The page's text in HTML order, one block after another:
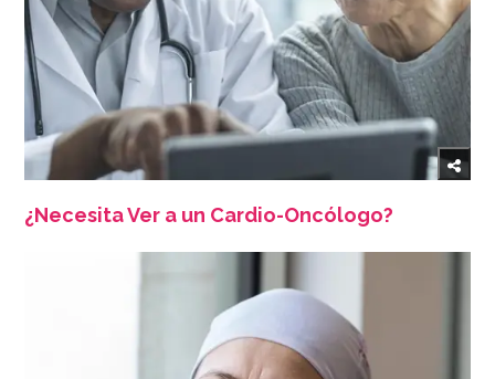
¿Necesita Ver a un Cardio-Oncólogo?